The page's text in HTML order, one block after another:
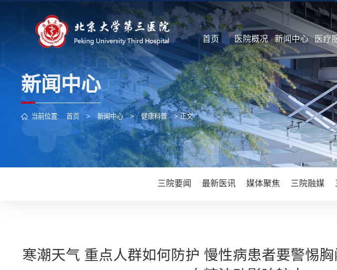
首页 医院概况 新闻中心 医疗
新闻中心
当前位置: 首页 > 新闻中心 > 健康科普 > 正文
三院要闻 最新医讯 媒体聚焦 三院融媒
寒潮天气 重点人群如何防护 慢性病患者要警惕